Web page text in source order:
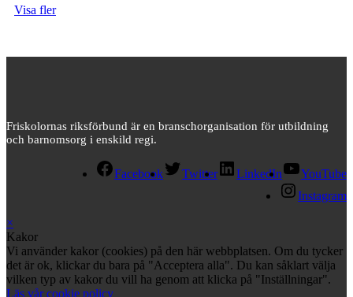
Visa fler
Friskolornas riksförbund är en branschorganisation för utbildning
och barnomsorg i enskild regi.
Facebook Twitter LinkedIn
YouTube
Instagram
×
Kakor
Vi använder kakor (cookies) på den här webbplatsen. Om du tycker
det är ok, klickar du bara på "Acceptera alla". Du kan såklart välja
vilken typ av kakor du vill ha genom att klicka på "Inställningar".
Läs vår cookie policy